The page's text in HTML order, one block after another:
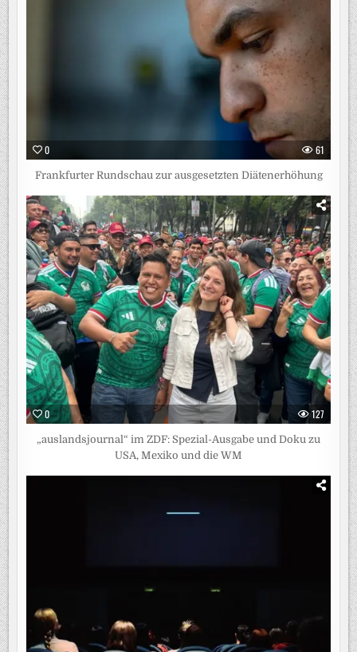
0 61
Frankfurter Rundschau zur ausgesetzten Diätenerhöhung
0 127
„auslandsjournal“ im ZDF: Spezial-Ausgabe und Doku zu
USA, Mexiko und die WM